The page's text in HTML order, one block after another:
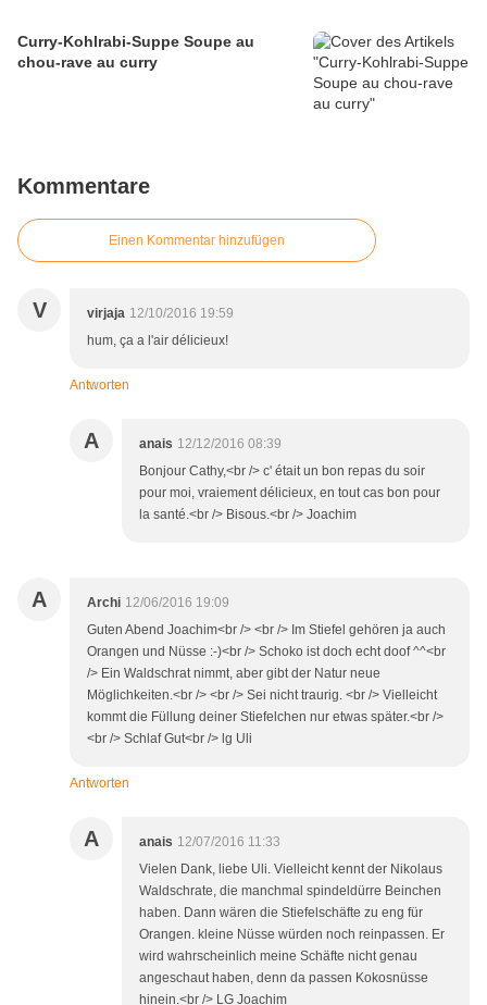
Curry-Kohlrabi-Suppe Soupe au
chou-rave au curry
Kommentare
Einen Kommentar hinzufügen
V virjaja 12/10/2016 19:59
hum, ça a l'air délicieux!
Antworten
A anais 12/12/2016 08:39
Bonjour Cathy,<br /> c' était un bon repas du soir
pour moi, vraiement délicieux, en tout cas bon pour
la santé.<br /> Bisous.<br /> Joachim
A Archi 12/06/2016 19:09
Guten Abend Joachim<br /> <br /> Im Stiefel gehören ja auch
Orangen und Nüsse :-)<br /> Schoko ist doch echt doof ^^<br
/> Ein Waldschrat nimmt, aber gibt der Natur neue
Möglichkeiten.<br /> <br /> Sei nicht traurig. <br /> Vielleicht
kommt die Füllung deiner Stiefelchen nur etwas später.<br />
<br /> Schlaf Gut<br /> lg Uli
Antworten
A anais 12/07/2016 11:33
Vielen Dank, liebe Uli. Vielleicht kennt der Nikolaus
Waldschrate, die manchmal spindeldürre Beinchen
haben. Dann wären die Stiefelschäfte zu eng für
Orangen. kleine Nüsse würden noch reinpassen. Er
wird wahrscheinlich meine Schäfte nicht genau
angeschaut haben, denn da passen Kokosnüsse
hinein.<br /> LG Joachim